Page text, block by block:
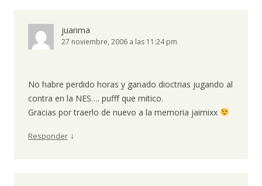
juanma
27 noviembre, 2006 a las 11:24 pm
No habre perdido horas y ganado dioctrias jugando al
contra en la NES…. pufff que mitico.
Gracias por traerlo de nuevo a la memoria jaimixx
Responder ↓